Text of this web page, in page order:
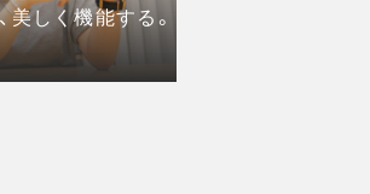
しく機能する。